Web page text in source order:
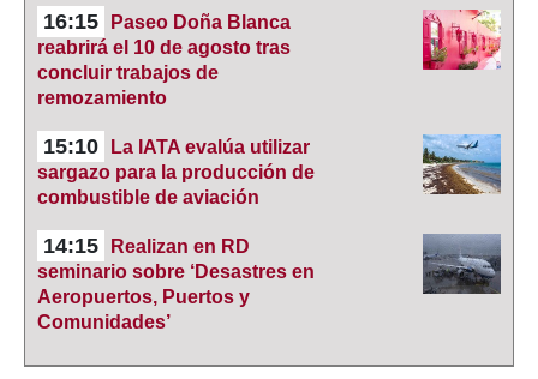
16:15
Paseo Doña Blanca
reabrirá el 10 de agosto tras
concluir trabajos de
remozamiento
15:10
La IATA evalúa utilizar
sargazo para la producción de
combustible de aviación
14:15
Realizan en RD
seminario sobre ‘Desastres en
Aeropuertos, Puertos y
Comunidades’